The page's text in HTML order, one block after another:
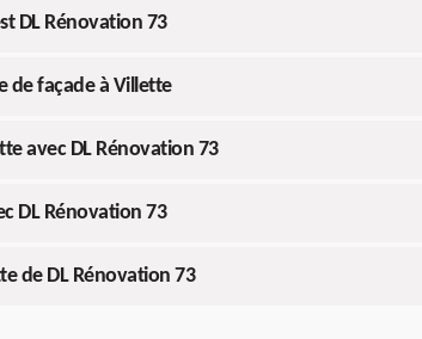
DL Rénovation 73
de façade à Villette
avec DL Rénovation 73
DL Rénovation 73
de DL Rénovation 73